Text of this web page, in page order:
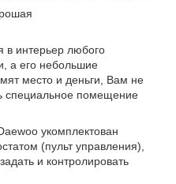
в интерьер любого
а его небольшие
место и деньги, Вам не
специальное помещение
укомплектован
(пульт управления),
и контролировать